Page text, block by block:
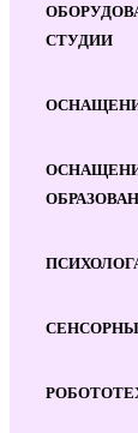
СТУДИИ